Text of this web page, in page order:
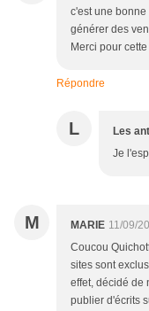
c'est une
générer des
Merci pour
Répondre
L Les
Je
M MARIE 11/09/
Coucou
sites sont
effet, décidé de
publier d'écrits